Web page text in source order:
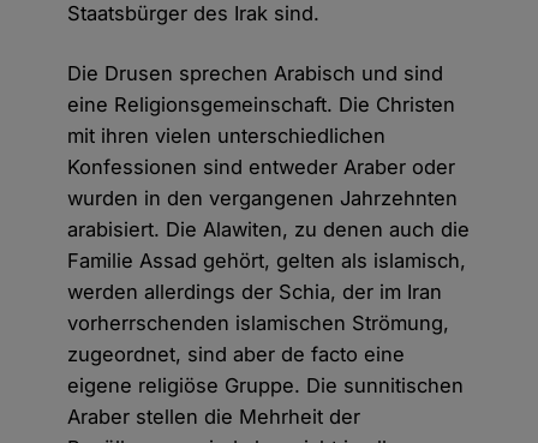
Staatsbürger des Irak sind.
Die Drusen sprechen Arabisch und sind
eine Religionsgemeinschaft. Die Christen
mit ihren vielen unterschiedlichen
Konfessionen sind entweder Araber oder
wurden in den vergangenen Jahrzehnten
arabisiert. Die Alawiten, zu denen auch die
Familie Assad gehört, gelten als islamisch,
werden allerdings der Schia, der im Iran
vorherrschenden islamischen Strömung,
zugeordnet, sind aber de facto eine
eigene religiöse Gruppe. Die sunnitischen
Araber stellen die Mehrheit der